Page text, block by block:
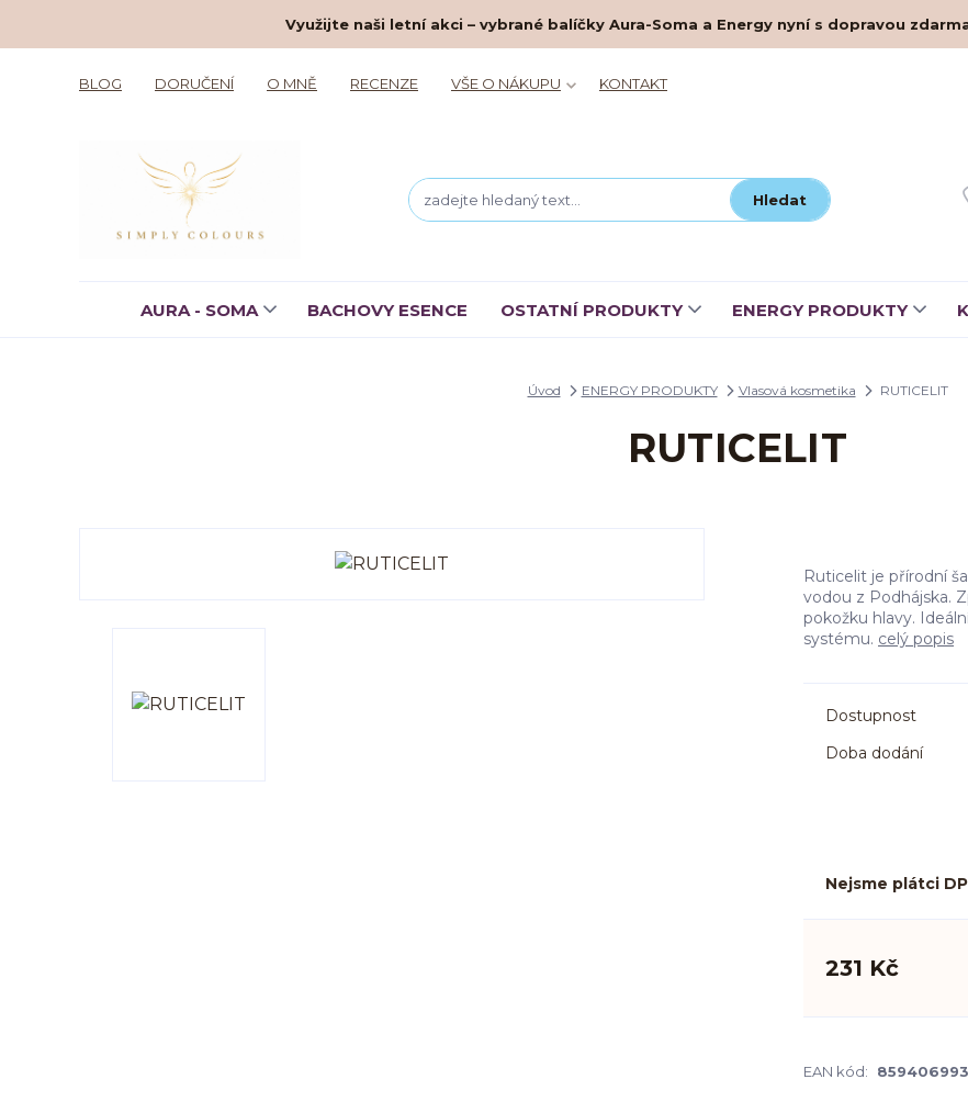
Využijte naši letní akci – vybrané balíčky Aura-Soma a Energy nyní s dopravou
BLOG DORUČENÍ O MNĚ RECENZE VŠE O NÁKUPU KONTAKT
Hledat
AURA - SOMA BACHOVY ESENCE OSTATNÍ PRODUKTY ENERGY PRODUKTY
Úvod ENERGY PRODUKTY Vlasová kosmetika RUTICELIT
RUTICELIT
Ruticelit je přírodní
vodou z Podhájska.
pokožku hlavy.
systému. celý popis
Dostupnost
Doba dodání
Nejsme plátci
231 Kč
EAN kód: